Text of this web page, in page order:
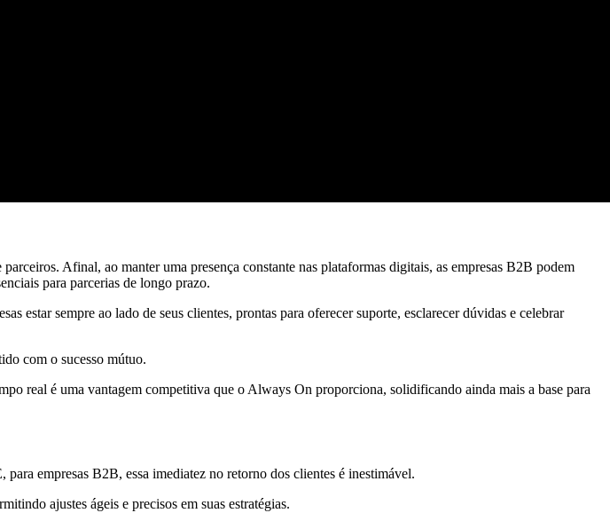
Afinal, ao manter uma presença constante nas plataformas digitais, as empresas B2B podem
para parcerias de longo prazo.
estar sempre ao lado de seus clientes, prontas para oferecer suporte, esclarecer dúvidas e celebrar
com o sucesso mútuo.
real é uma vantagem competitiva que o Always On proporciona, solidificando ainda mais a base para
empresas B2B, essa imediatez no retorno dos clientes é inestimável.
ajustes ágeis e precisos em suas estratégias.